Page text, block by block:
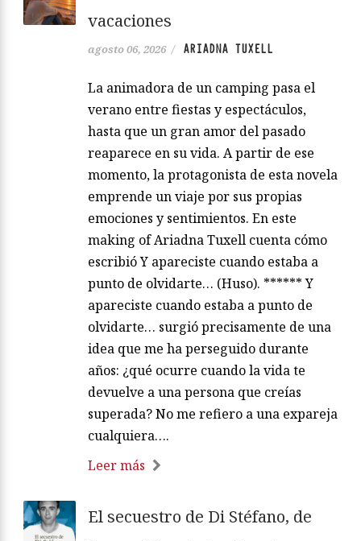
vacaciones
agosto 06, 2026 / ARIADNA TUXELL
La animadora de un camping pasa el
verano entre fiestas y espectáculos,
hasta que un gran amor del pasado
reaparece en su vida. A partir de ese
momento, la protagonista de esta novela
emprende un viaje por sus propias
emociones y sentimientos. En este
making of Ariadna Tuxell cuenta cómo
escribió Y apareciste cuando estaba a
punto de olvidarte… (Huso). ****** Y
apareciste cuando estaba a punto de
olvidarte… surgió precisamente de una
idea que me ha perseguido durante
años: ¿qué ocurre cuando la vida te
devuelve a una persona que creías
superada? No me refiero a una expareja
cualquiera….
Leer más
El secuestro de Di Stéfano, de